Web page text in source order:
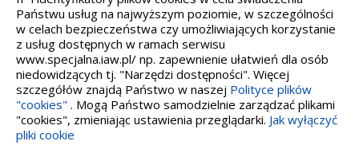
WCAG 2.1 SECTION 508 EAA/EN 301549
IS 5568
Państwu usług na najwyższym poziomie, w szczególności
w celach bezpieczeństwa czy umożliwiających korzystanie
z usług dostępnych w ramach serwisu
www.specjalna.iaw.pl/ np. zapewnienie ułatwień dla osób
niedowidzących tj. "Narzędzi dostępności". Więcej
szczegółów znajdą Państwo w naszej Polityce plików
"cookies" . Mogą Państwo samodzielnie zarządzać plikami
"cookies", zmieniając ustawienia przeglądarki. Jak wyłączyć
pliki cookie